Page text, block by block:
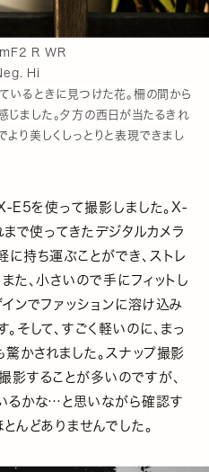
R WR
Hi
いるときに見つけた花。柵の間から
じました。夕方の西日が当たるきれ
り美しくしっとりと表現できまし
E5を使って撮影しました。X-
まで使ってきたデジタルカメラ
に持ち運ぶことができ、ストレ
た、小さいので手にフィットし
ンでファッションに溶け込み
そして、すごく軽いのに、まっ
驚かされました。スナップ撮影
影することが多いのですが、
るかな…と思いながら確認す
んどありませんでした。